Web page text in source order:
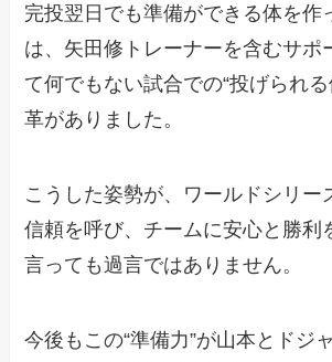
完投翌日でも準備ができる体を作
は、矢田修トレーナーを含むサポ
て何でもない試合での“投げられ
革がありました。
こうした姿勢が、ワールドシリー
信頼を呼び、チームに安心と勝利
言っても過言ではありません。
今後もこの“準備力”が山本とドジ